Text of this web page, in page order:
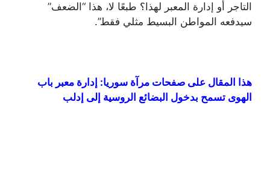
التاجر أو إدارة المعبر لهذا؟ طبعًا لا، هذا “الضعف”
سيدفعه المواطن البسيط مثلي فقط”.
هذا المقال على صفحات مرآة سوريا: إدارة معبر باب
الهوى تسمح بدخول البضائع الروسية إلى إدلب